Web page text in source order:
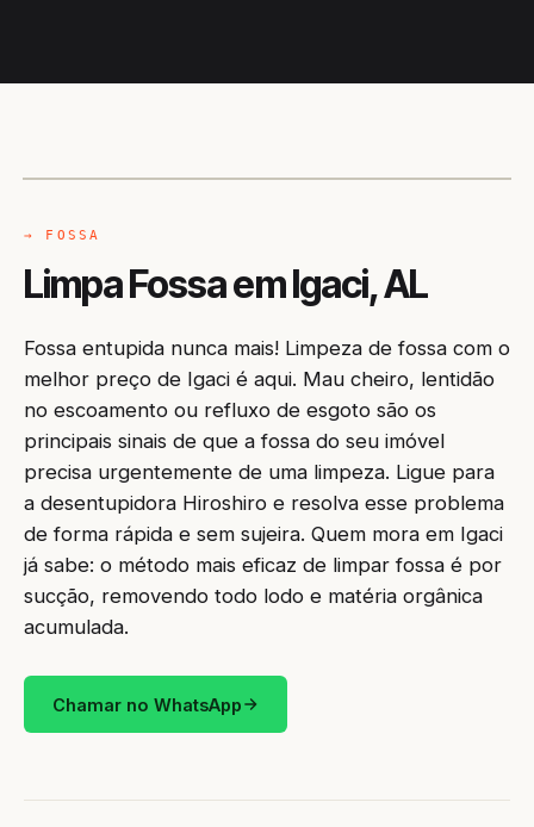
→ FOSSA
Limpa Fossa em Igaci, AL
Fossa entupida nunca mais! Limpeza de fossa com o
melhor preço de Igaci é aqui. Mau cheiro, lentidão
no escoamento ou refluxo de esgoto são os
principais sinais de que a fossa do seu imóvel
precisa urgentemente de uma limpeza. Ligue para
a desentupidora Hiroshiro e resolva esse problema
de forma rápida e sem sujeira. Quem mora em Igaci
já sabe: o método mais eficaz de limpar fossa é por
sucção, removendo todo lodo e matéria orgânica
acumulada.
Chamar no WhatsApp